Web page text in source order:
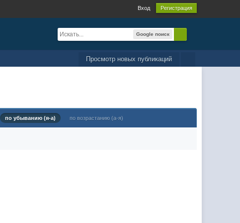
Вход Регистрация
Google поиск
Просмотр новых публикаций
по убыванию (я-а) по возрастанию (а-я)